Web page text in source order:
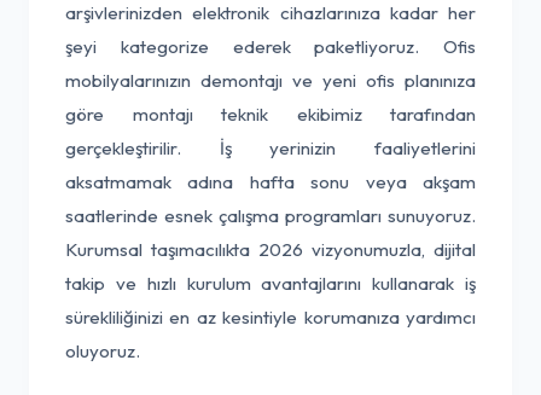
arşivlerinizden elektronik cihazlarınıza kadar her
şeyi kategorize ederek paketliyoruz. Ofis
mobilyalarınızın demontajı ve yeni ofis planınıza
göre montajı teknik ekibimiz tarafından
gerçekleştirilir. İş yerinizin faaliyetlerini
aksatmamak adına hafta sonu veya akşam
saatlerinde esnek çalışma programları sunuyoruz.
Kurumsal taşımacılıkta 2026 vizyonumuzla, dijital
takip ve hızlı kurulum avantajlarını kullanarak iş
sürekliliğinizi en az kesintiyle korumanıza yardımcı
oluyoruz.